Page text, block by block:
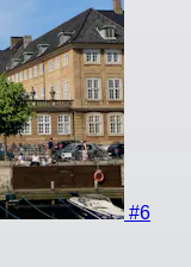
#6